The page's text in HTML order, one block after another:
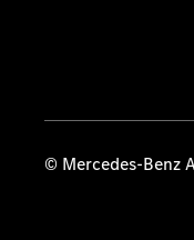
© Mercedes-Benz